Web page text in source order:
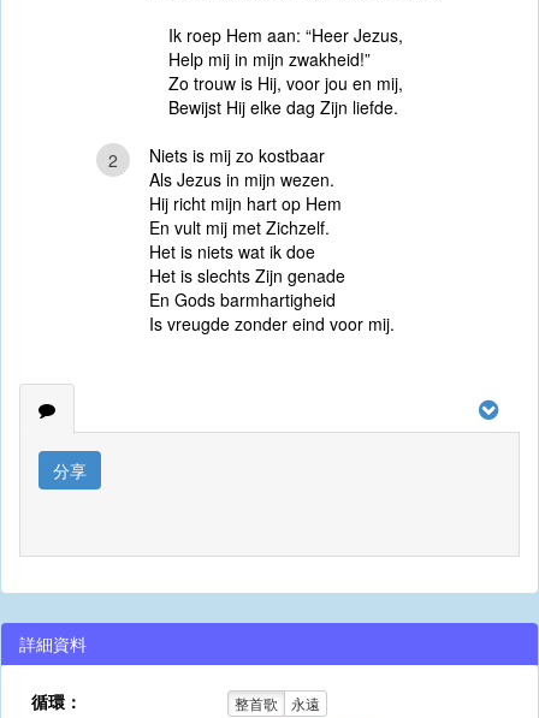
Ik roep Hem aan: “Heer Jezus,
Help mij in mijn zwakheid!”
Zo trouw is Hij, voor jou en mij,
Bewijst Hij elke dag Zijn liefde.
2
Niets is mij zo kostbaar
Als Jezus in mijn wezen.
Hij richt mijn hart op Hem
En vult mij met Zichzelf.
Het is niets wat ik doe
Het is slechts Zijn genade
En Gods barmhartigheid
Is vreugde zonder eind voor mij.
分享
詳細資料
循環： 整首歌 永遠